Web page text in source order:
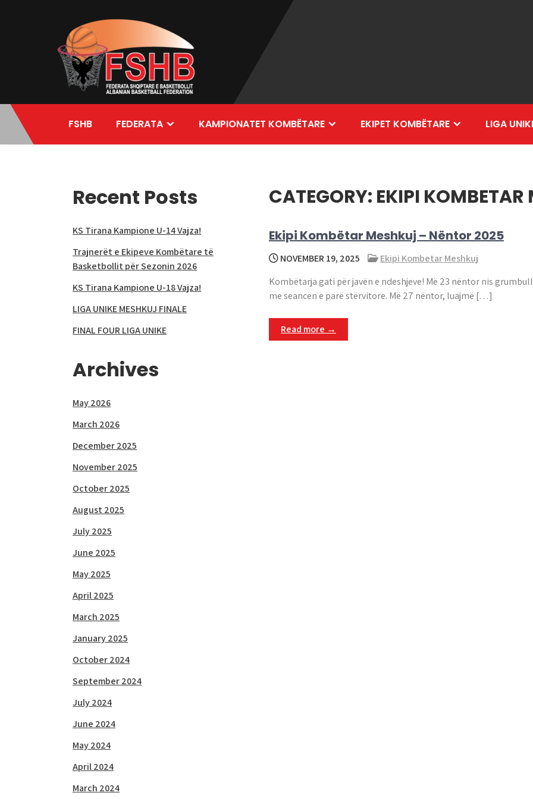
FSHB FEDERATA KAMPIONATET KOMBËTARE EKIPET KOMBËTARE LIGA
CATEGORY: EKIPI KOMBETAR
Ekipi Kombëtar Meshkuj – Nëntor 2025
NOVEMBER 19, 2025
Ekipi Kombetar Meshkuj
Kombëtarja gati për javën e ndeshjeve! Më 23 nëntor nis
me seancën e parë stërvitore. Më 27 nëntor, luajmë […]
Read more →
Recent Posts
KS Tirana Kampione U-14 Vajza!
Trajnerët e Ekipeve Kombëtare të
Basketbollit për Sezonin 2026
KS Tirana Kampione U-18 Vajza!
LIGA UNIKE MESHKUJ FINALE
FINAL FOUR LIGA UNIKE
Archives
May 2026
March 2026
December 2025
November 2025
October 2025
August 2025
July 2025
June 2025
May 2025
April 2025
March 2025
January 2025
October 2024
September 2024
July 2024
June 2024
May 2024
April 2024
March 2024